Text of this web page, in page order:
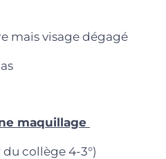
mais visage dégagé
maquillage
collège 4-3°)